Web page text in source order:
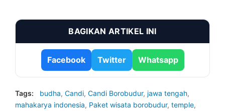
BAGIKAN ARTIKEL INI
Facebook Twitter Whatsapp
Tags: budha, Candi, Candi Borobudur, jawa tengah,
mahakarya indonesia, Paket wisata borobudur, temple,